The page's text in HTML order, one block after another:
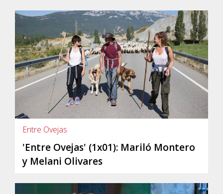
Entre Ovejas
'Entre Ovejas' (1x01): Mariló Montero
y Melani Olivares